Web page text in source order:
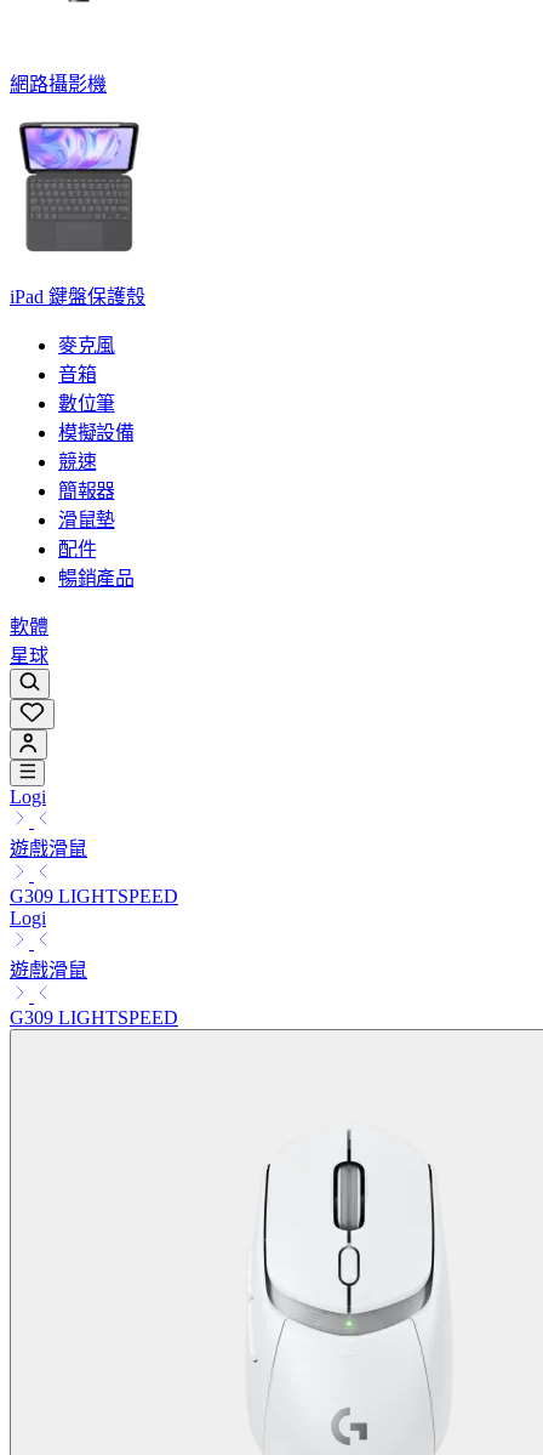
網路攝影機
iPad 鍵盤保護殼
麥克風
音箱
數位筆
模擬設備
競速
簡報器
滑鼠墊
配件
暢銷產品
軟體
星球
Logi
遊戲滑鼠
G309 LIGHTSPEED
Logi
遊戲滑鼠
G309 LIGHTSPEED